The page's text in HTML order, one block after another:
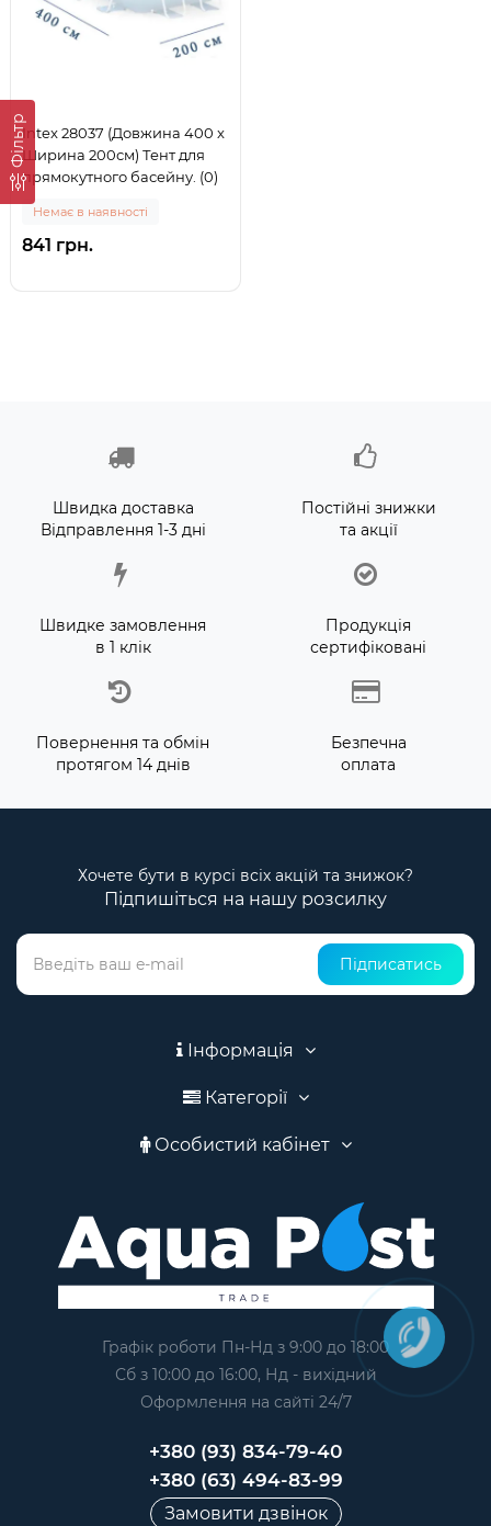
ФільтрIntex 28037 (Довжина 400 x
Ширина 200см) Тент для
прямокутного басейну. (0)
Немає в наявності
841 грн.
Швидка доставка
Відправлення 1-3 дні
Постійні знижки
та акції
Швидке замовлення
в 1 клік
Продукція
сертифіковані
Повернення та обмін
протягом 14 днів
Безпечна
оплата
Хочете бути в курсі всіх акцій та знижок?
Підпишіться на нашу розсилку
Підписатись
Інформація
Категорії
Особистий кабінет
Графік роботи Пн-Нд з 9:00 до 18:00
Сб з 10:00 до 16:00, Нд - вихідний
Оформлення на сайтi 24/7
+380 (93) 834-79-40
+380 (63) 494-83-99
Замовити дзвінок